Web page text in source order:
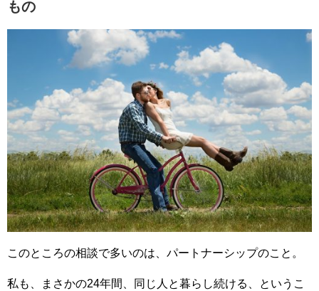
もの
このところの相談で多いのは、パートナーシップのこと。
私も、まさかの24年間、同じ人と暮らし続ける、というこ